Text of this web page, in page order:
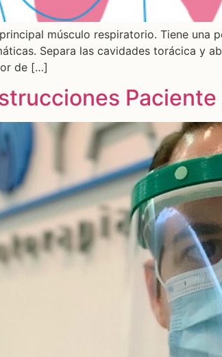
principal músculo respiratorio. Tiene
Separa las cavidades torácica y
de […]